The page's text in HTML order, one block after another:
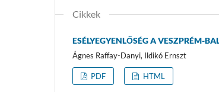
Cikkek
ESÉLYEGYENLŐSÉG A VESZPRÉM-
Ágnes Raffay-Danyi, Ildikó Ernszt
PDF HTML